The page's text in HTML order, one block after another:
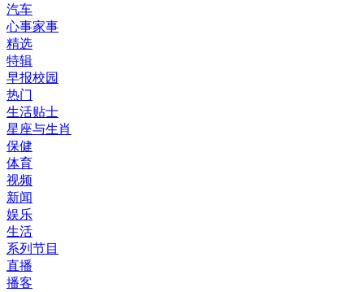
汽车
心事家事
精选
特辑
早报校园
热门
生活贴士
星座与生肖
保健
体育
视频
新闻
娱乐
生活
系列节目
直播
播客